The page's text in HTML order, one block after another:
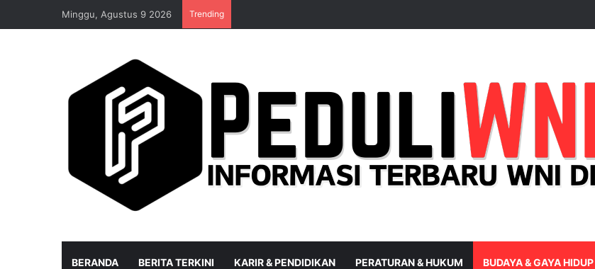
Minggu, Agustus 9 2026 Trending
BERANDA BERITA TERKINI KARIR & PENDIDIKAN PERATURAN & HUKUM BUDAYA & GAYA HIDUP